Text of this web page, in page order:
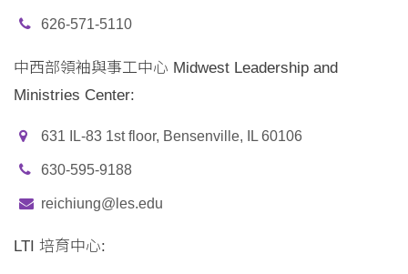
626-571-5110
中西部領袖與事工中心 Midwest Leadership and
Ministries Center:
631 IL-83 1st floor, Bensenville, IL 60106
630-595-9188
reichiung@les.edu
LTI 培育中心: